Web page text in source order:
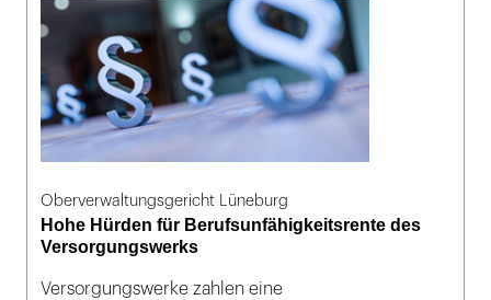
Oberverwaltungsgericht Lüneburg
Hohe Hürden für Berufsunfähigkeitsrente des
Versorgungswerks
Versorgungswerke zahlen eine